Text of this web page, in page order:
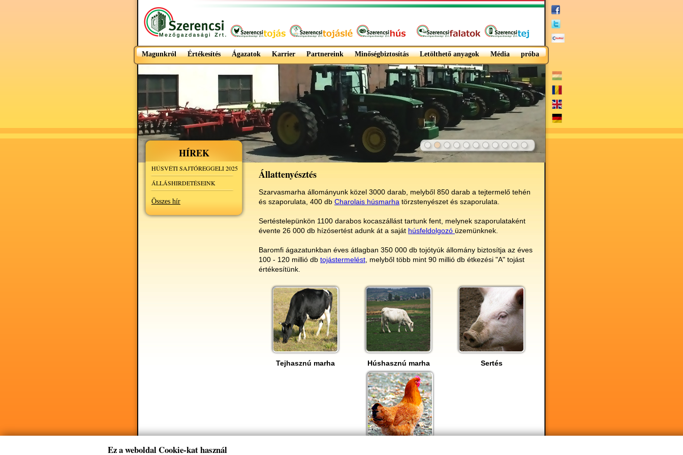
Magunkról Értékesítés Ágazatok Karrier Partnereink Minőségbiztosítás Letölthető anyagok Média próba
HÍREK
HÚSVÉTI SAJTÓREGGELI 2025
ÁLLÁSHIRDETÉSEINK
Összes hír
Állattenyésztés
Szarvasmarha állományunk közel 3000 darab, melyből 850 darab a tejtermelő tehén
és szaporulata, 400 db Charolais húsmarha törzstenyészet és szaporulata.
Sertéstelepünkön 1100 darabos kocaszállást tartunk fent, melynek szaporulataként
évente 26 000 db hízósertést adunk át a saját húsfeldolgozó üzemünknek.
Baromfi ágazatunkban éves átlagban 350 000 db tojótyúk állomány biztosítja az éves
100 - 120 millió db tojástermelést , melyből több mint 90 millió db étkezési "A" tojást
értékesítünk.
Tejhasznú marha Húshasznú marha Sertés
Ez a weboldal Cookie-kat használ